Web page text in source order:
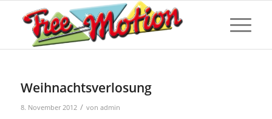
Weihnachtsverlosung
8. November 2012 / von admin